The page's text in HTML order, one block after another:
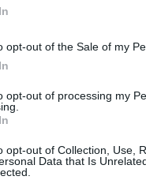
opt-out of the Sale of my
opt-out of processing my
opt-out of Collection, Use,
Data that Is
Vörösmarty
in Budapest bei
ist heißer Wein in
in Ungarn